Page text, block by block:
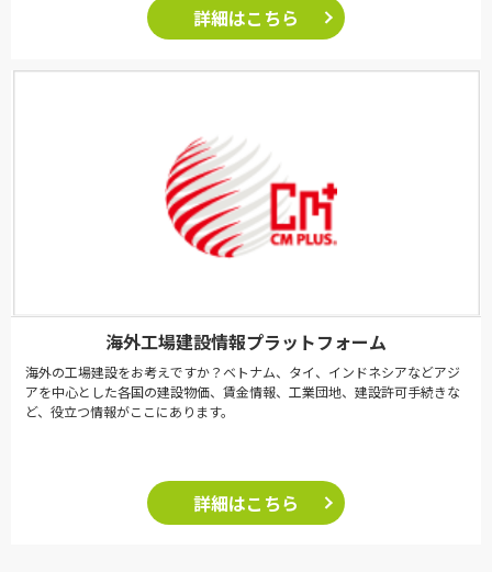
詳細はこちら
海外工場建設情報プラットフォーム
海外の工場建設をお考えですか？ベトナム、タイ、インドネシアなどアジ
アを中心とした各国の建設物価、賃金情報、工業団地、建設許可手続きな
ど、役立つ情報がここにあります。
詳細はこちら